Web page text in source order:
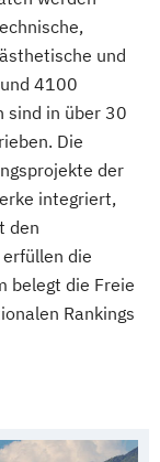
und
4100
sind in über 30
Die
der
integriert,
den
die
belegt die Freie
Rankings